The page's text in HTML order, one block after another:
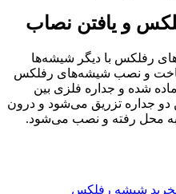
و یافتن نصاب
رفلکس با دیگر شیشه‌ها
ساخت و نصب شیشه‌های رفلکس
شده و جداره فلزی بین
دو جداره تزریق می‌شود و درون
محل رفته و نصب می‌شود.
خريد شيشه رفلکس